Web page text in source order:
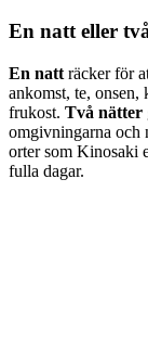
En natt eller
En natt räcker för
ankomst, te,
frukost. Två nätter
omgivningarna och
orter som Kinosaki
fulla dagar.